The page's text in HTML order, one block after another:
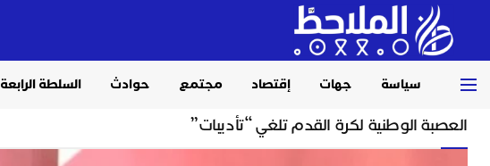
سياسة جهات إقتصاد مجتمع حوادث السلطة الرابعة
العصبة الوطنية لكرة القدم تلغي “تأديبات”